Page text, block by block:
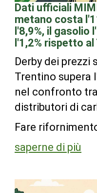
Dati ufficiali
metano costa
l'8,9%, il gasolio
l'1,2% rispetto
Derby dei prezzi
Trentino supera
nel confronto
distributori di
Fare
saperne di più